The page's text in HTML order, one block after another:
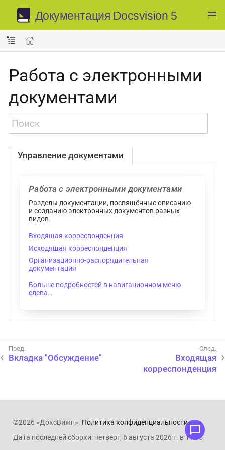
Документация Docsvision 5
Работа с электронными
документами
Управление документами
Работа с электронными документами
Разделы документации, посвящённые описанию
и созданию электронных документов разных
видов.
Входящая корреспонденция
Исходящая корреспонденция
Организационно-распорядительная
документация
Больше подробностей в навигационном меню
слева…​
Вкладка "Обсуждение"
Входящая
корреспонденция
©2026 «ДоксВижн». Политика конфиденциальности.
Дата последней сборки: четверг, 6 августа 2026 г. в 11:05